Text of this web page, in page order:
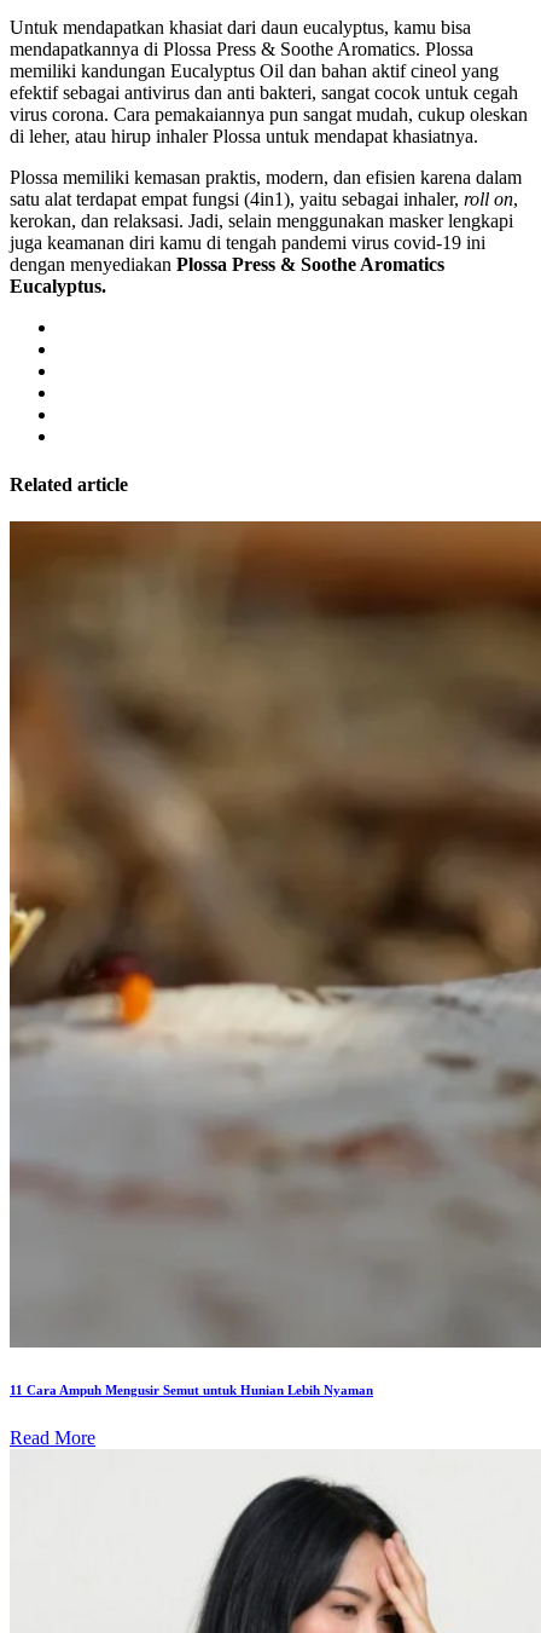
Untuk mendapatkan khasiat dari daun eucalyptus, kamu bisa
mendapatkannya di Plossa Press & Soothe Aromatics. Plossa
memiliki kandungan Eucalyptus Oil dan bahan aktif cineol yang
efektif sebagai antivirus dan anti bakteri, sangat cocok untuk cegah
virus corona. Cara pemakaiannya pun sangat mudah, cukup oleskan
di leher, atau hirup inhaler Plossa untuk mendapat khasiatnya.
Plossa memiliki kemasan praktis, modern, dan efisien karena dalam
satu alat terdapat empat fungsi (4in1), yaitu sebagai inhaler, roll on,
kerokan, dan relaksasi. Jadi, selain menggunakan masker lengkapi
juga keamanan diri kamu di tengah pandemi virus covid-19 ini
dengan menyediakan Plossa Press & Soothe Aromatics
Eucalyptus.
Related article
11 Cara Ampuh Mengusir Semut untuk Hunian Lebih Nyaman
Read More